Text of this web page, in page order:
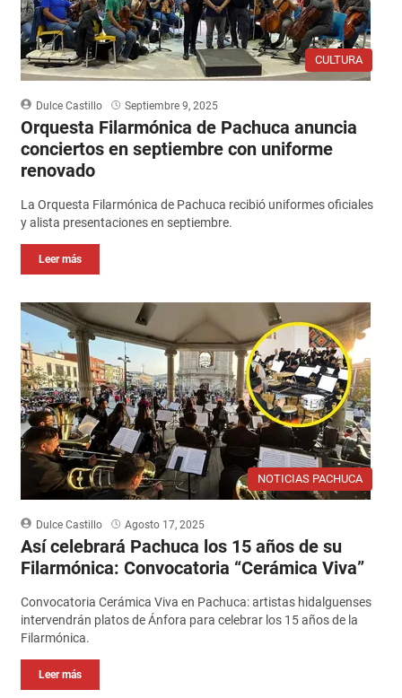
CULTURA
Dulce Castillo Septiembre 9, 2025
Orquesta Filarmónica de Pachuca anuncia
conciertos en septiembre con uniforme
renovado
La Orquesta Filarmónica de Pachuca recibió uniformes oficiales
y alista presentaciones en septiembre.
Leer más
NOTICIAS PACHUCA
Dulce Castillo Agosto 17, 2025
Así celebrará Pachuca los 15 años de su
Filarmónica: Convocatoria “Cerámica Viva”
Convocatoria Cerámica Viva en Pachuca: artistas hidalguenses
intervendrán platos de Ánfora para celebrar los 15 años de la
Filarmónica.
Leer más